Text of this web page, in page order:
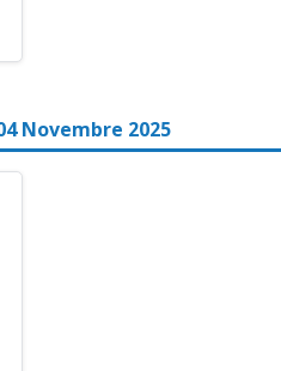
Novembre 2025